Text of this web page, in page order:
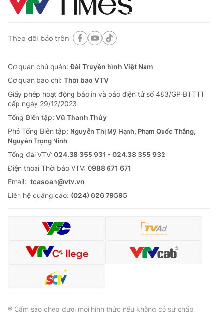
Theo dõi báo trên
Cơ quan chủ quản:Đài Truyền hình Việt Nam
Cơ quan báo chí: Thời báo VTV
Giấy phép hoạt động báo in và báo điện tử số 483/GP-BTTTT
cấp ngày 29/12/2023
Tổng Biên tập: Vũ Thanh Thủy
Phó Tổng Biên tập: Nguyễn Thị Mỹ Hạnh, Phạm Quốc Thắng,
Nguyễn Trọng Ninh
Tổng đài VTV: 024.38 355 931 - 024.38 355 932
Ðiện thoại Thời báo VTV: 0988 671 671
Email: toasoan@vtv.vn
Liên hệ quảng cáo: (024) 626 79595
® Cấm sao chép dưới mọi hình thức nếu không có sự chấp